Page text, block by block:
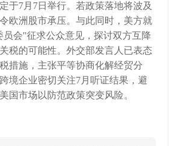
于7月7日举行。若政策落地将波及
欧洲股市承压。与此同时，美方就
会"征求公众意见，探讨双方互降
税的可能性。外交部发言人已表态
措施，主张平等协商化解经贸分
境企业密切关注7月听证结果，避
国市场以防范政策突变风险。